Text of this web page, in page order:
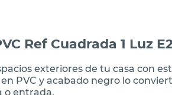
Ref Cuadrada 1 Luz
exteriores de tu casa con
PVC y acabado negro lo
o entrada.